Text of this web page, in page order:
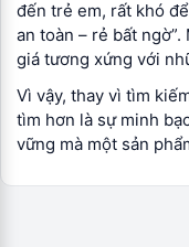
đến trẻ em, rất khó
an toàn – rẻ bất
giá tương xứng với
Vì vậy, thay vì tìm
tìm hơn là sự minh
vững mà một sản